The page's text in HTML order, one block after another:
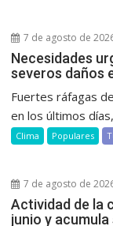
7 de agosto de
Necesidades
severos daños
Fuertes ráfagas
en los últimos
Clima Populares
7 de agosto de
Actividad de la
junio y